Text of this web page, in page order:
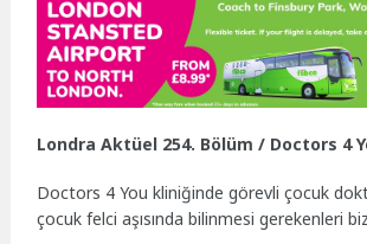
Londra Aktüel 254. Bölüm / Doctors 4
Doctors 4 You kliniğinde görevli çocuk
çocuk felci aşısında bilinmesi gerekenleri